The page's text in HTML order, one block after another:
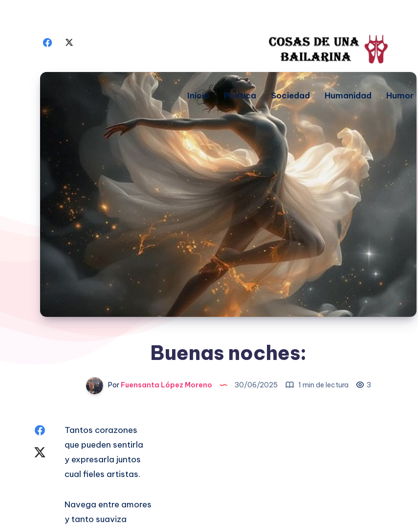
Inicio Política Sociedad Humanidad Humor
Buenas noches:
PorFuensanta López Moreno 30/06/2025 1 min de lectura 3
Compartir
Facebook
Compartir
Tantos corazones
que pueden sentirla
y expresarla juntos
cual fieles artistas.
Navega entre amores
y tanto suaviza